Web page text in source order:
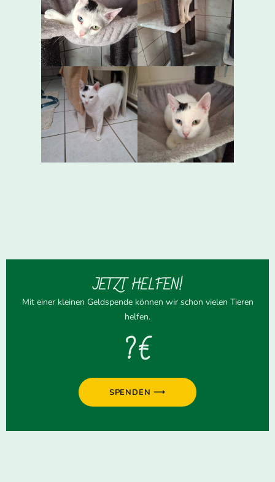
JETZT HELFEN!
Mit einer kleinen Geldspende können wir schon vielen Tieren
helfen.
? €
SPENDEN ⟶